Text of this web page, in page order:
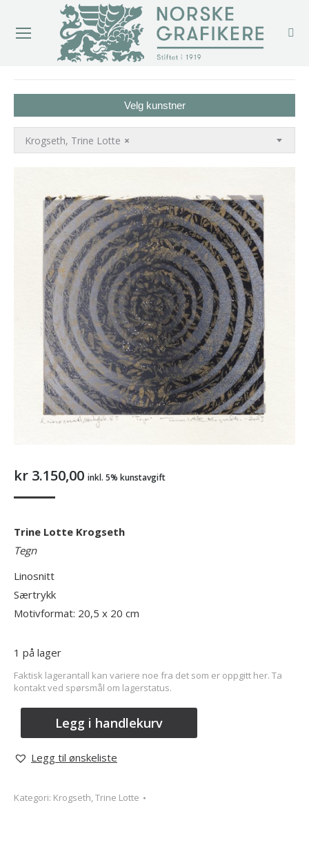
Velg kunstner
×
Krogseth, Trine Lotte
kr 3.150,00 inkl. 5% kunstavgift
Trine Lotte Krogseth
Tegn
Linosnitt
Særtrykk
Motivformat: 20,5 x 20 cm
1 på lager
Faktisk lagerantall kan variere noe fra det som er oppgitt her. Ta
kontakt ved spørsmål om lagerstatus.
Legg i handlekurv
Legg til ønskeliste
Kategori: Krogseth, Trine Lotte